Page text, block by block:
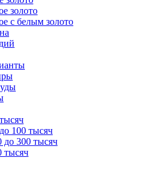
золото
с белым золото
100 тысяч
до 300 тысяч
тысяч